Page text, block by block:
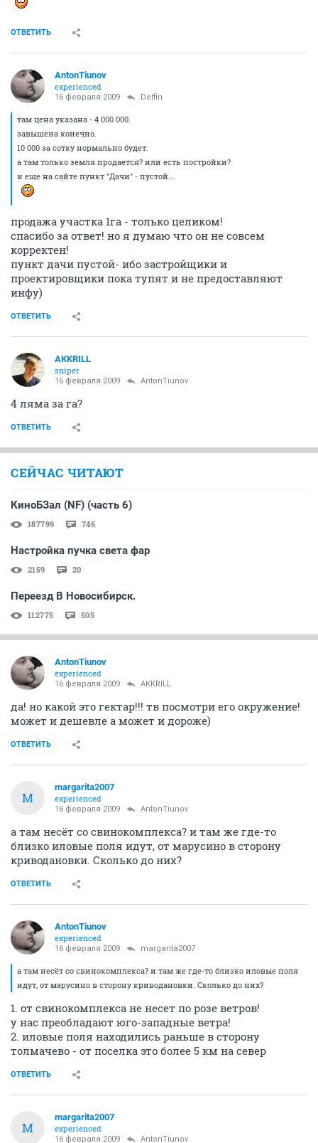
ОТВЕТИТЬ
AntonTiunov
experienced
16 февраля 2009 Delfin
там цена указана - 4 000 000.
завышена конечно.
10 000 за сотку нормально будет.
а там только земля продается? или есть постройки?
и еще на сайте пункт "Дачи" - пустой...
продажа участка 1га - только целиком!
спасибо за ответ! но я думаю что он не совсем
корректен!
пункт дачи пустой- ибо застройщики и
проектировщики пока тупят и не предоставляют
инфу)
ОТВЕТИТЬ
AKKRILL
sniper
16 февраля 2009 AntonTiunov
4 ляма за га?
ОТВЕТИТЬ
СЕЙЧАС ЧИТАЮТ
КиноБЗал (NF) (часть 6)
187799 746
Настройка пучка света фар
2159 20
Переезд В Новосибирск.
112775 505
AntonTiunov
experienced
16 февраля 2009 AKKRILL
да! но какой это гектар!!! тв посмотри его окружение!
может и дешевле а может и дороже)
ОТВЕТИТЬ
M
margarita2007
experienced
16 февраля 2009 AntonTiunov
а там несёт со свинокомплекса? и там же где-то
близко иловые поля идут, от марусино в сторону
криводановки. Сколько до них?
ОТВЕТИТЬ
AntonTiunov
experienced
16 февраля 2009 margarita2007
а там несёт со свинокомплекса? и там же где-то близко иловые поля
идут, от марусино в сторону криводановки. Сколько до них?
1. от свинокомплекса не несет по розе ветров!
у нас преобладают юго-западные ветра!
2. иловые поля находились раньше в сторону
толмачево - от поселка это более 5 км на север
ОТВЕТИТЬ
M
margarita2007
experienced
16 февраля 2009 AntonTiunov